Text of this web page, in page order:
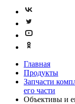
Главная
Продукты
Запчасти
его части
Объективы и